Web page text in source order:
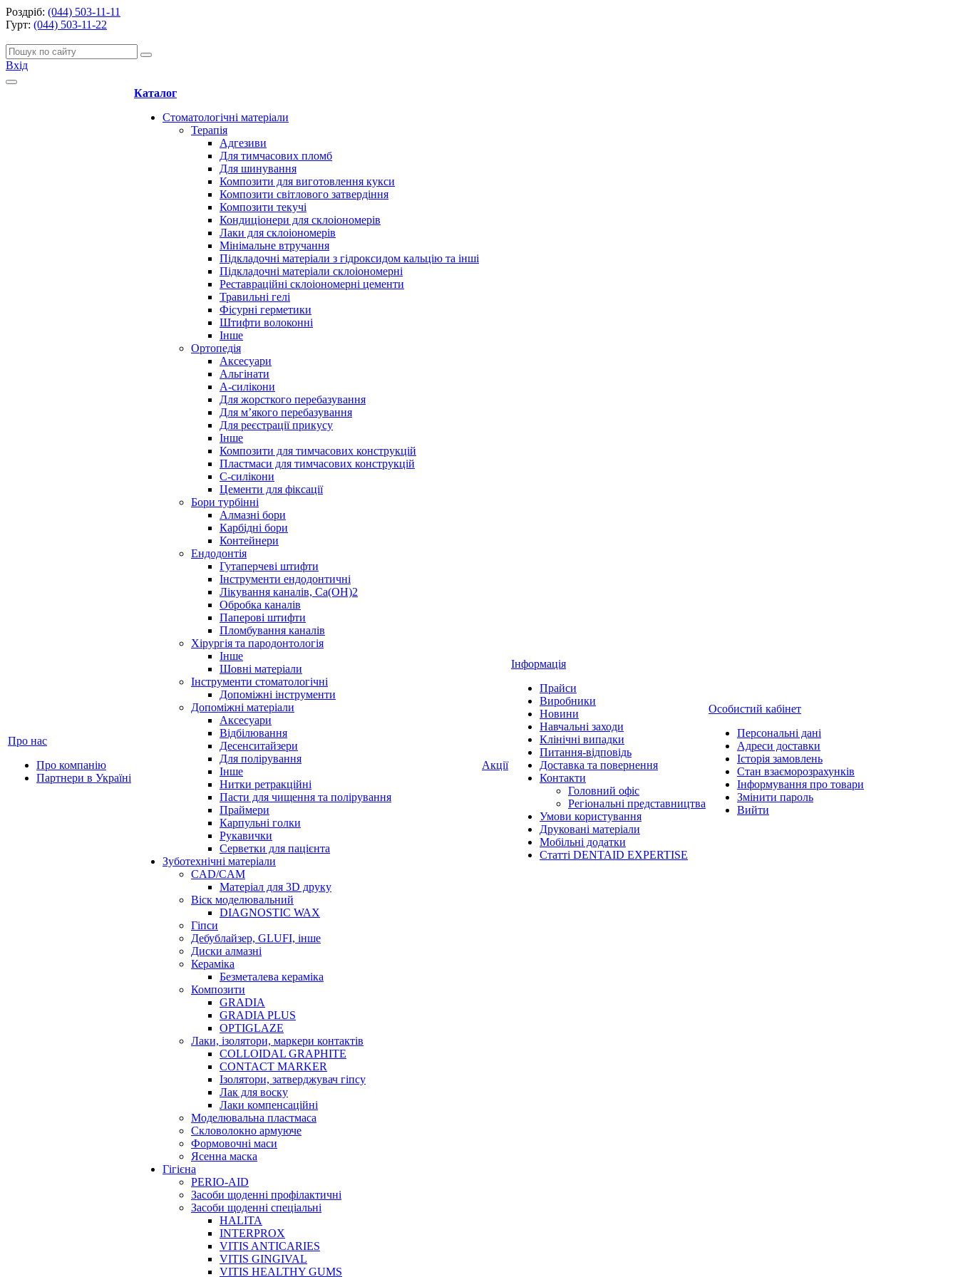
Роздріб: (044) 503-11-11
Гурт: (044) 503-11-22
Вхід
Про нас
Про компанію
Партнери в Україні
Каталог
Стоматологічні матеріали
Терапія
Адгезиви
Для тимчасових пломб
Для шинування
Композити для виготовлення кукси
Композити світлового затвердіння
Композити текучі
Кондиціонери для склоіономерів
Лаки для склоіономерів
Мінімальне втручання
Підкладочні матеріали з гідроксидом кальцію та інші
Підкладочні матеріали склоіономерні
Реставраційні склоіономерні цементи
Травильні гелі
Фісурні герметики
Штифти волоконні
Інше
Ортопедія
Аксесуари
Альгінати
А-силікони
Для жорсткого перебазування
Для м’якого перебазування
Для реєстрації прикусу
Інше
Композити для тимчасових конструкцій
Пластмаси для тимчасових конструкцій
С-силікони
Цементи для фіксації
Бори турбінні
Алмазні бори
Карбідні бори
Контейнери
Ендодонтія
Гутаперчеві штифти
Інструменти ендодонтичні
Лікування каналів, Ca(OH)2
Обробка каналів
Паперові штифти
Пломбування каналів
Хірургія та пародонтологія
Інше
Шовні матеріали
Інструменти стоматологічні
Допоміжні інструменти
Допоміжні матеріали
Аксесуари
Відбілювання
Десенситайзери
Для полірування
Інше
Нитки ретракційні
Пасти для чищення та полірування
Праймери
Карпульні голки
Рукавички
Серветки для пацієнта
Зуботехнічні матеріали
CAD/CAM
Матеріал для 3D друку
Віск моделювальний
DIAGNOSTIC WAX
Гіпси
Дебублайзер, GLUFI, інше
Диски алмазні
Кераміка
Безметалева кераміка
Композити
GRADIA
GRADIA PLUS
OPTIGLAZE
Лаки, ізолятори, маркери контактів
COLLOIDAL GRAPHITE
CONTACT MARKER
Ізолятори, затверджувач гіпсу
Лак для воску
Лаки компенсаційні
Моделювальна пластмаса
Скловолокно армуюче
Формовочні маси
Ясенна маска
Гігієна
PERIO-AID
Засоби щоденні профілактичні
Засоби щоденні спеціальні
HALITA
INTERPROX
VITIS ANTICARIES
VITIS GINGIVAL
VITIS HEALTHY GUMS
Акції
Інформація
Прайси
Виробники
Новини
Навчальні заходи
Клінічні випадки
Питання-відповідь
Доставка та повернення
Контакти
Головний офіс
Регіональні представництва
Умови користування
Друковані матеріали
Мобільні додатки
Статті DENTAID EXPERTISE
Особистий кабінет
Персональні дані
Адреси доставки
Історія замовлень
Стан взаєморозрахунків
Інформування про товари
Змінити пароль
Вийти